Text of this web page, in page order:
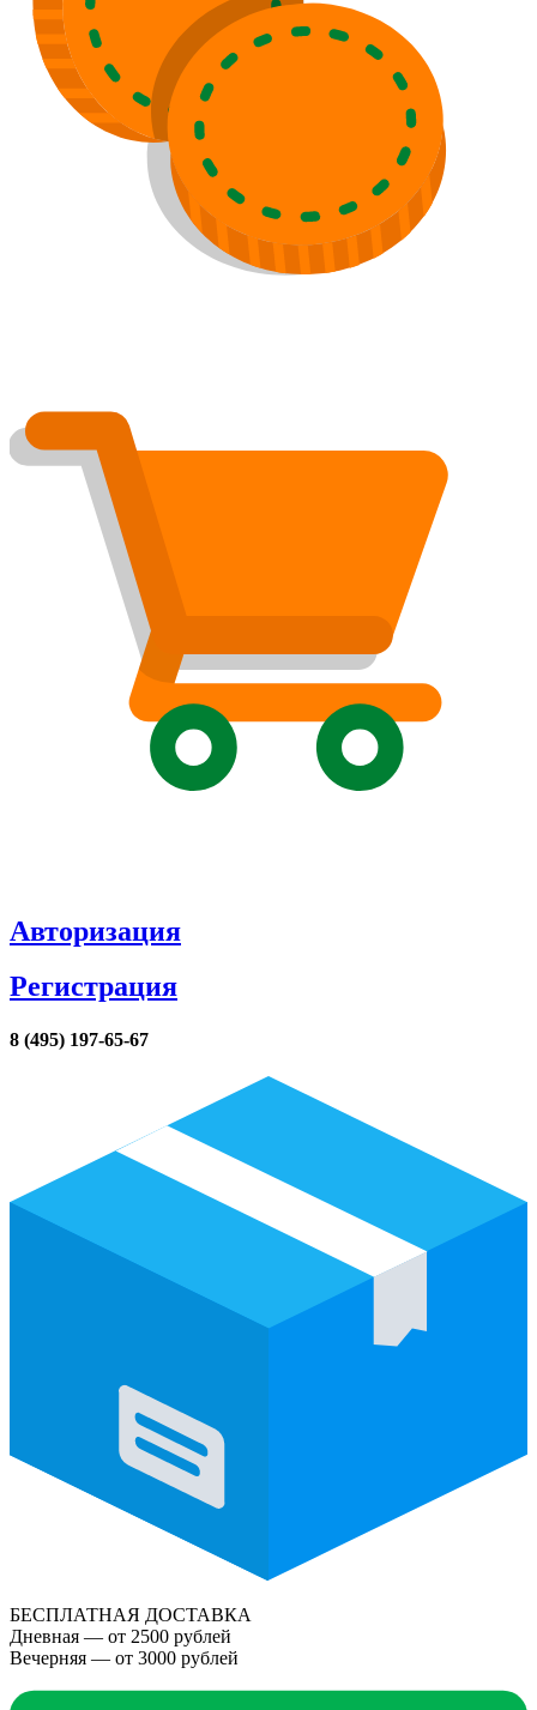
Авторизация
Регистрация
8 (495) 197-65-67
БЕСПЛАТНАЯ ДОСТАВКА
Дневная — от 2500 рублей
Вечерняя — от 3000 рублей